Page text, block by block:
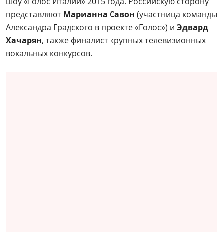
представляют Марианна Савон (участница команды
Александра Градского в проекте «Голос») и Эдвард
Хачарян, также финалист крупных телевизионных
вокальных конкурсов.